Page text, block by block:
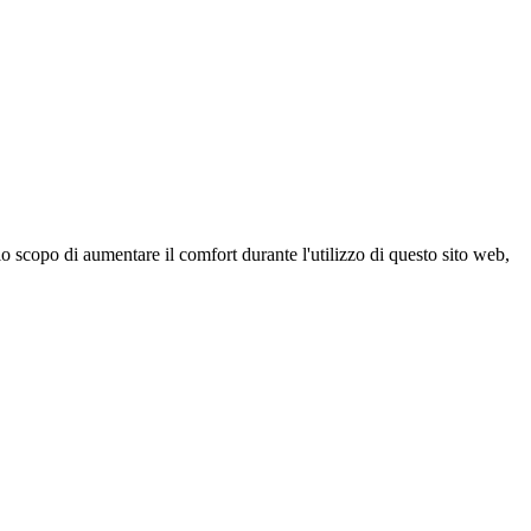
scopo di aumentare il comfort durante l'utilizzo di questo sito web,